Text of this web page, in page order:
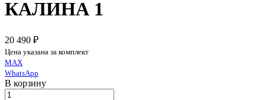
КАЛИНА 1
20 490 ₽
Цена указана за комплект
MAX
WhatsApp
В корзину